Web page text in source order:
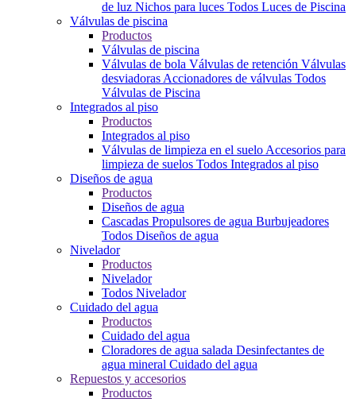
de luz Nichos para luces Todos Luces de Piscina
Válvulas de piscina
Productos
Válvulas de piscina
Válvulas de bola Válvulas de retención Válvulas
desviadoras Accionadores de válvulas Todos
Válvulas de Piscina
Integrados al piso
Productos
Integrados al piso
Válvulas de limpieza en el suelo Accesorios para
limpieza de suelos Todos Integrados al piso
Diseños de agua
Productos
Diseños de agua
Cascadas Propulsores de agua Burbujeadores
Todos Diseños de agua
Nivelador
Productos
Nivelador
Todos Nivelador
Cuidado del agua
Productos
Cuidado del agua
Cloradores de agua salada Desinfectantes de
agua mineral Cuidado del agua
Repuestos y accesorios
Productos